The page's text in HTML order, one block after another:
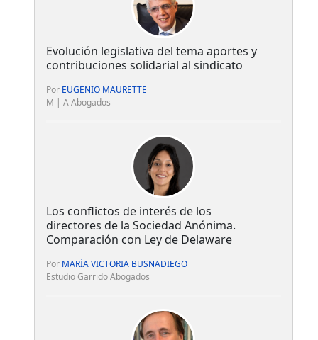
Evolución legislativa del tema aportes y
contribuciones solidarial al sindicato
Por EUGENIO MAURETTE
M | A Abogados
Los conflictos de interés de los
directores de la Sociedad Anónima.
Comparación con Ley de Delaware
Por MARÍA VICTORIA BUSNADIEGO
Estudio Garrido Abogados